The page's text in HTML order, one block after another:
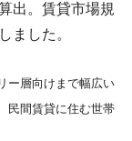
出。賃貸市場規
ました。
ー層向けまで幅広い
民間賃貸に住む世帯